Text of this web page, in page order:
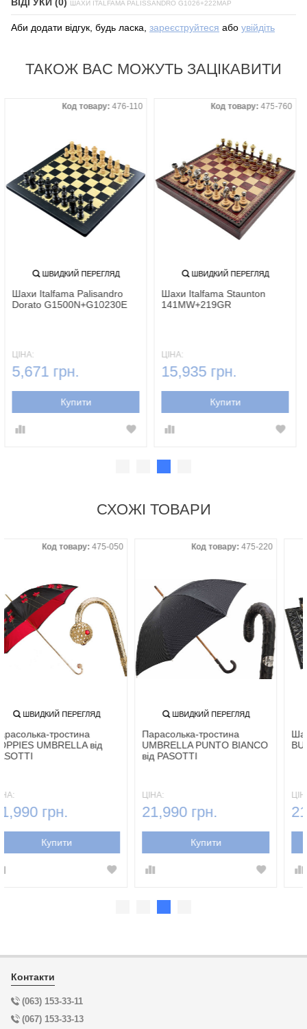
ВІДГУКИ (0) ШАХИ ITALFAMA PALISSANDRO G1026+222MAP
Аби додати відгук, будь ласка, зареєструйтеся або увійдіть
ТАКОЖ ВАС МОЖУТЬ ЗАЦІКАВИТИ
Код товару:476-110
ШВИДКИЙ ПЕРЕГЛЯД
Шахи Italfama Palisandro
Dorato G1500N+G10230E
ЦІНА:
5,671 грн.
Купити
Код товару:475-760
ШВИДКИЙ ПЕРЕГЛЯД
Шахи Italfama Staunton
141MW+219GR
ЦІНА:
15,935 грн.
Купити
СХОЖІ ТОВАРИ
Код товару:475-050
ШВИДКИЙ ПЕРЕГЛЯД
Парасолька-тростина
POPPIES UMBRELLA від
PASOTTI
21,990 грн.
Купити
Код товару:475-220
ШВИДКИЙ ПЕРЕГЛЯД
Парасолька-тростина
UMBRELLA PUNTO BIANCO
від PASOTTI
21,990 грн.
Купити
Контакти
(063) 153-33-11
(067) 153-33-13